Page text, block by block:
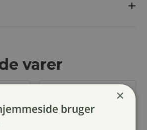
varer
×
bruger